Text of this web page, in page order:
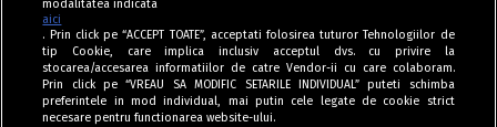
Tag index
modalitatea indicata
aici
. Prin click pe “ACCEPT TOATE”, acceptati folosirea tuturor Tehnologiilor de
tip Cookie, care implica inclusiv acceptul dvs. cu privire la
stocarea/accesarea informatiilor de catre Vendor-ii cu care colaboram.
Prin click pe “VREAU SA MODIFIC SETARILE INDIVIDUAL” puteti schimba
preferintele in mod individual, mai putin cele legate de cookie strict
necesare pentru functionarea website-ului.